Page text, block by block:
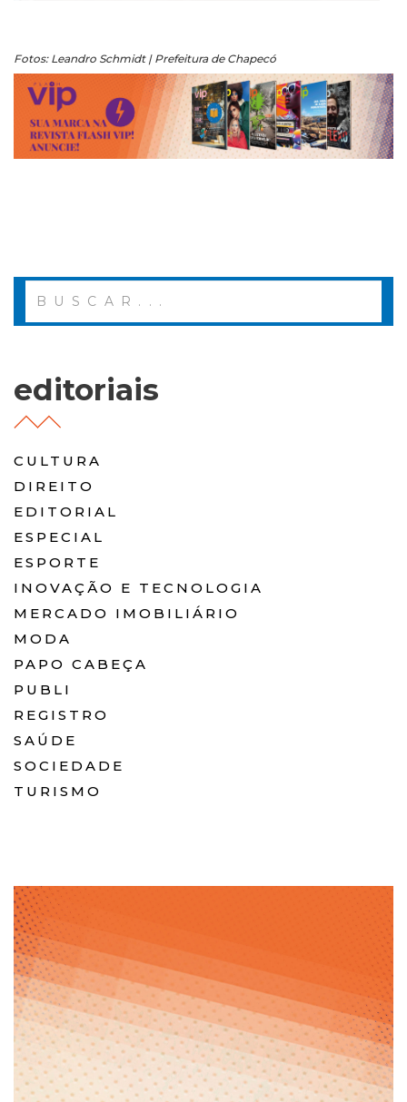
Fotos: Leandro Schmidt | Prefeitura de Chapecó
editoriais
CULTURA
DIREITO
EDITORIAL
ESPECIAL
ESPORTE
INOVAÇÃO E TECNOLOGIA
MERCADO IMOBILIÁRIO
MODA
PAPO CABEÇA
PUBLI
REGISTRO
SAÚDE
SOCIEDADE
TURISMO